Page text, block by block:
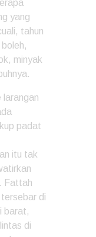
yang
tahun
minyak
padat
itu tak
Fattah
di
barat,
di